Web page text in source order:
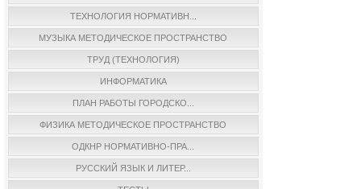
ТЕХНОЛОГИЯ НОРМАТИВН...
МУЗЫКА МЕТОДИЧЕСКОЕ ПРОСТРАНСТВО
ТРУД (ТЕХНОЛОГИЯ)
ИНФОРМАТИКА
ПЛАН РАБОТЫ ГОРОДСКО...
ФИЗИКА МЕТОДИЧЕСКОЕ ПРОСТРАНСТВО
ОДКНР НОРМАТИВНО-ПРА...
РУССКИЙ ЯЗЫК И ЛИТЕР...